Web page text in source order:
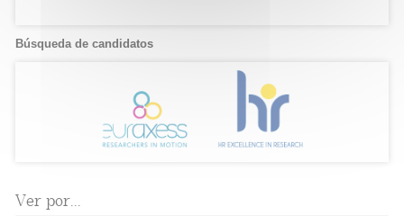
Búsqueda de candidatos
Ver por...